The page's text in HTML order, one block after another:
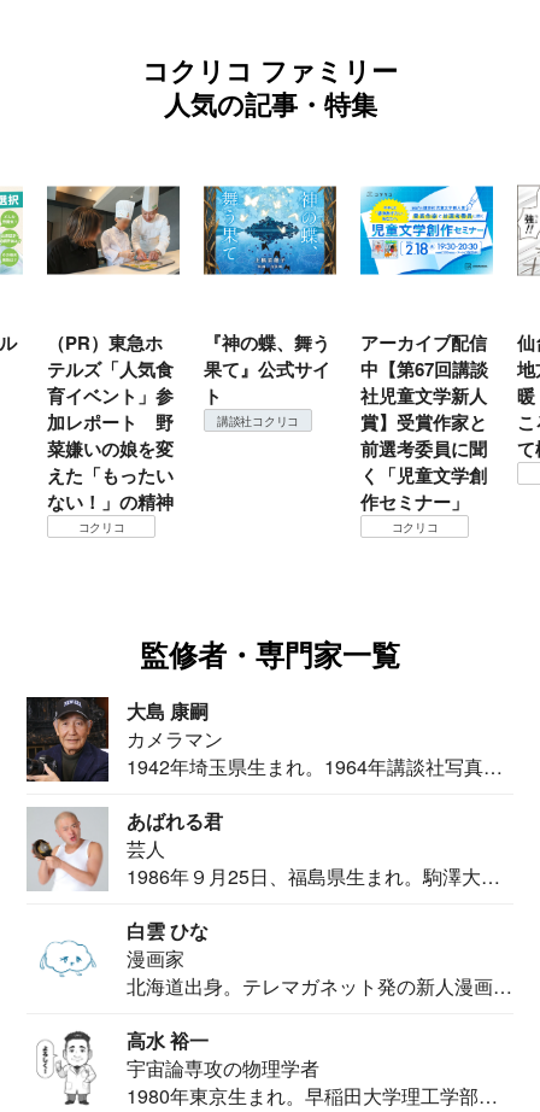
コクリコ ファミリー
人気の記事・特集
（PR）東急ホ
テルズ「人気食
育イベント」参
加レポート 野
菜嫌いの娘を変
えた「もったい
ない！」の精神
コクリコ
『神の蝶、舞う
果て』公式サイ
ト
講談社コクリコ
アーカイブ配信
中【第67回講談
社児童文学新人
賞】受賞作家と
前選考委員に聞
く「児童文学創
作セミナー」
コクリコ
仙
地
て
監修者・専門家一覧
大島 康嗣
カメラマン
1942年埼玉県生まれ。1964年講談社写真部
あばれる君
芸人
1986年９月25日、福島県生まれ。駒澤大学
白雲 ひな
漫画家
北海道出身。テレマガネット発の新人漫画
高水 裕一
宇宙論専攻の物理学者
1980年東京生まれ。早稲田大学理工学部物